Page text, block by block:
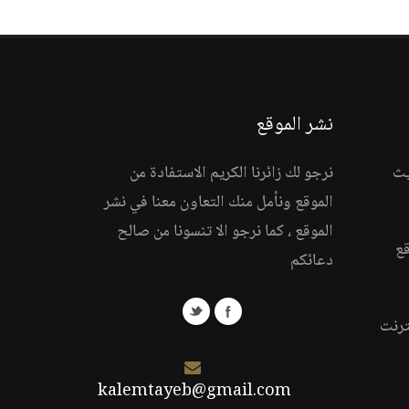
نشر الموقع
نرجو لك زائرنا الكريم الاستفادة من
الموقع ونأمل منك التعاون معنا في نشر
الموقع ، كما نرجو الا تنسونا من صالح
دعائكم
kalemtayeb@gmail.com